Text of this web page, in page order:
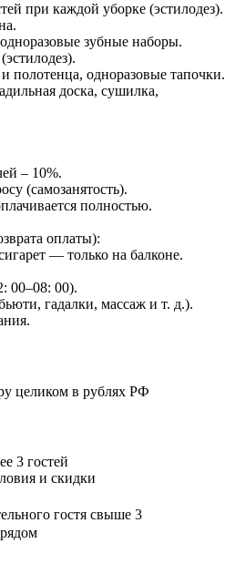
при каждой уборке (эстилодез).
зубные наборы.
полотенца, одноразовые тапочки.
доска, сушилка,
– 10%.
(самозанятость).
полностью.
оплаты):
— только на балконе.
00–08: 00).
гадалки, массаж и т. д.).
целиком в рублях РФ
3 гостей
и скидки
гостя свыше 3